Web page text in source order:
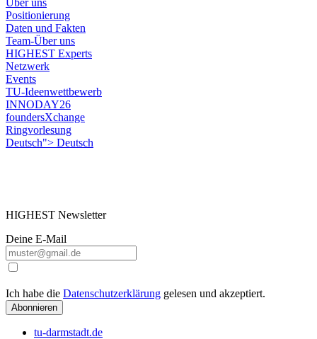
Positionierung
Daten und Fakten
Team-Über uns
HIGHEST Experts
Netzwerk
Events
TU-Ideenwettbewerb
INNODAY26
foundersXchange
Ringvorlesung
Deutsch"> Deutsch
HIGHEST Newsletter
Deine E-Mail
Ich habe die Datenschutzerklärung gelesen und akzeptiert.
Abonnieren
tu-darmstadt.de